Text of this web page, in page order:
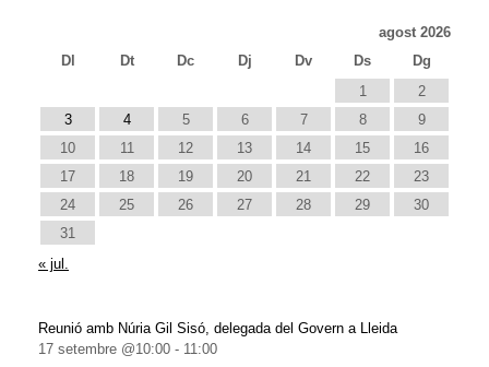
agost 2026
Dl
Dt Dc Dj Dv Ds
Dg
1
2
3
4 5 6 7 8
9
10
11 12 13 14 15
16
17
18 19 20 21 22
23
24
25 26 27 28 29
30
31
« jul.
Reunió amb Núria Gil Sisó, delegada del Govern a Lleida
17 setembre @10:00 - 11:00